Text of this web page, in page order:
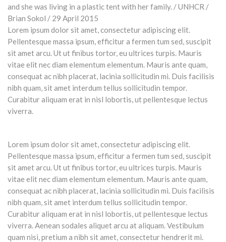
Lorem ipsum dolor sit amet, consectetur adipiscing elit.
Pellentesque massa ipsum, efficitur a fermen tum sed, suscipit
sit amet arcu. Ut ut finibus tortor, eu ultrices turpis. Mauris
vitae elit nec diam elementum elementum. Mauris ante quam,
consequat ac nibh placerat, lacinia sollicitudin mi. Duis facilisis
nibh quam, sit amet interdum tellus sollicitudin tempor.
Curabitur aliquam erat in nisl lobortis, ut pellentesque lectus
viverra.
Lorem ipsum dolor sit amet, consectetur adipiscing elit.
Pellentesque massa ipsum, efficitur a fermen tum sed, suscipit
sit amet arcu. Ut ut finibus tortor, eu ultrices turpis. Mauris
vitae elit nec diam elementum elementum. Mauris ante quam,
consequat ac nibh placerat, lacinia sollicitudin mi. Duis facilisis
nibh quam, sit amet interdum tellus sollicitudin tempor.
Curabitur aliquam erat in nisl lobortis, ut pellentesque lectus
viverra. Aenean sodales aliquet arcu at aliquam. Vestibulum
quam nisi, pretium a nibh sit amet, consectetur hendrerit mi.